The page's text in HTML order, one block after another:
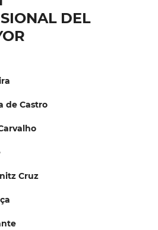
DEL
de Castro
Cruz